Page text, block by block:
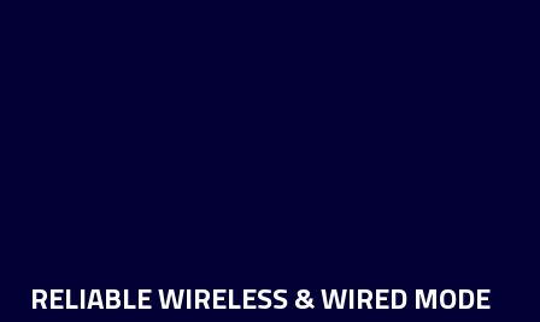
RELIABLE WIRELESS & WIRED MODE